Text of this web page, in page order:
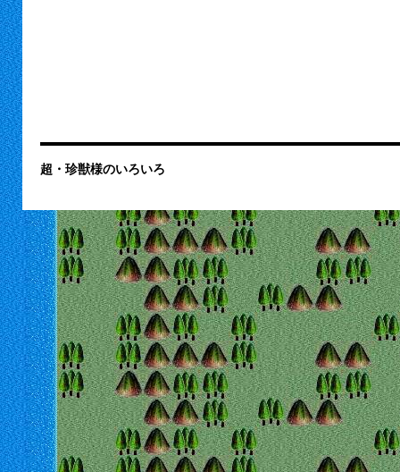
超・珍獣様のいろいろ